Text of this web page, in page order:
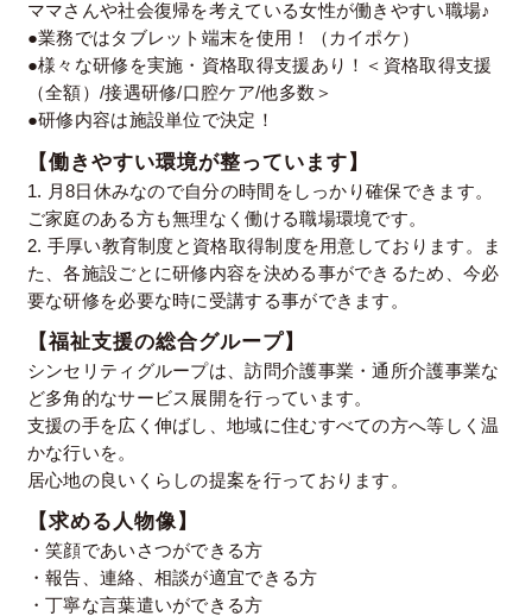
ママさんや社会復帰を考えている女性が働きやすい職場♪
●業務ではタブレット端末を使用！（カイポケ）
●様々な研修を実施・資格取得支援あり！＜資格取得支援
（全額）/接遇研修/口腔ケア/他多数＞
●研修内容は施設単位で決定！
【働きやすい環境が整っています】
1. 月8日休みなので自分の時間をしっかり確保できます。
ご家庭のある方も無理なく働ける職場環境です。
2. 手厚い教育制度と資格取得制度を用意しております。ま
た、各施設ごとに研修内容を決める事ができるため、今必
要な研修を必要な時に受講する事ができます。
【福祉支援の総合グループ】
シンセリティグループは、訪問介護事業・通所介護事業な
ど多角的なサービス展開を行っています。
支援の手を広く伸ばし、地域に住むすべての方へ等しく温
かな行いを。
居心地の良いくらしの提案を行っております。
【求める人物像】
・笑顔であいさつができる方
・報告、連絡、相談が適宜できる方
・丁寧な言葉遣いができる方